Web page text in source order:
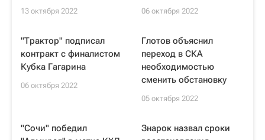
13 октября 2022 06 октября 2022
"Трактор" подписал
контракт с финалистом
Кубка Гагарина
06 октября 2022
Глотов объяснил
переход в СКА
необходимостью
сменить обстановку
05 октября 2022
"Сочи" победил
Знарок назвал сроки